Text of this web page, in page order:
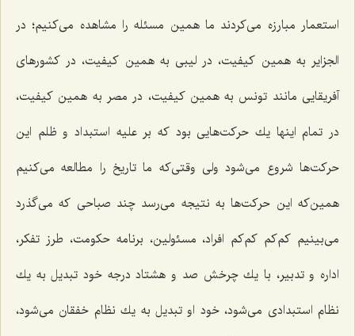
استعمار مبارزه می‌كردند ما همین مسئله را مشاهده می‌كنیم؛ در
الجزایر به همین كیفیت، در لیبی به همین كیفیت، در كشورهای
آفریقایی مانند تونس به همین كیفیت، در مصر به همین كیفیت،
در تمام اینها یك حركت‌هایی بود كه بر علیه استبداد و ظلم این
حركت‌ها شروع می‌شود ولی وقتی‌كه ما تاریخ را مطالعه می‌كنیم
همین‌كه این حركت‌ها به نتیجه می‌رسد چند صباحی كه می‌گذرد
می‌بینیم كم‌كم كم‌كم افراد، مسئولین، برنامه حكومت، طرز تفكر،
اداره و تدبیر، با یك چرخش صد و هشتاد درجه خود تبدیل به یك
نظام استبدادی می‌شود، خود او تبدیل به یك نظام خفقان می‌شود،